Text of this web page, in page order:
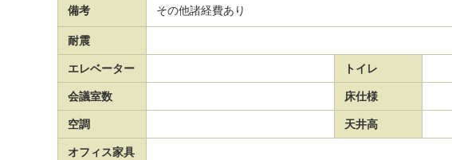
備考 その他諸経費あり
耐震
エレベーター トイレ
会議室数 床仕様
空調 天井高
オフィス家具